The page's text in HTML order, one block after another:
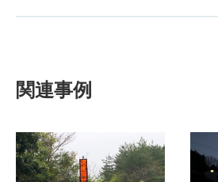
関連事例